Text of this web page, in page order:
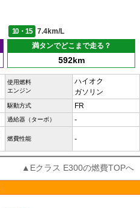
10・15
7.4km/L
満タンでどこまで走る？
592km
使用燃料
エンジン
ハイオク
ガソリン
駆動方式 FR
過給器（ターボ） -
燃費性能 -
▲Eクラス E300の燃費TOPへ